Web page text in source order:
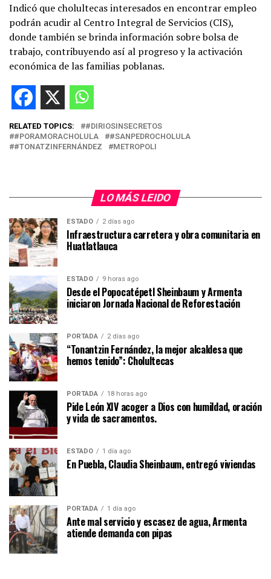
Indicó que cholultecas interesados en encontrar empleo
podrán acudir al Centro Integral de Servicios (CIS),
donde también se brinda información sobre bolsa de
trabajo, contribuyendo así al progreso y la activación
económica de las familias poblanas.
RELATED TOPICS:
#DIRIOSINSECRETOS
#PORAMORACHOLULA
#SANPEDROCHOLULA
#TONATZINFERNÁNDEZ
METROPOLI
LO MÁS LEIDO
ESTADO 2 días ago
Infraestructura carretera y obra comunitaria en
Huatlatlauca
ESTADO 9 horas ago
Desde el Popocatépetl Sheinbaum y Armenta
iniciaron Jornada Nacional de Reforestación
PORTADA 2 días ago
“Tonantzin Fernández, la mejor alcaldesa que
hemos tenido”: Cholultecas
PORTADA 18 horas ago
Pide León XIV acoger a Dios con humildad, oración
y vida de sacramentos.
ESTADO 1 día ago
En Puebla, Claudia Sheinbaum, entregó viviendas
PORTADA 1 día ago
Ante mal servicio y escasez de agua, Armenta
atiende demanda con pipas